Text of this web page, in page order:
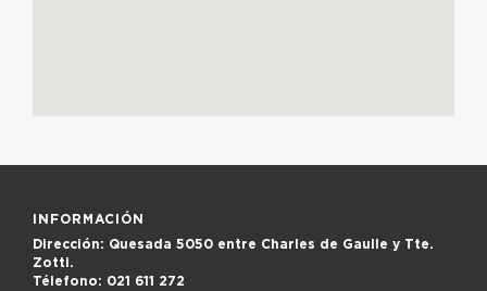
INFORMACIÓN
Dirección: Quesada 5050 entre Charles de Gaulle y Tte.
Zotti.
Télefono: 021 611 272